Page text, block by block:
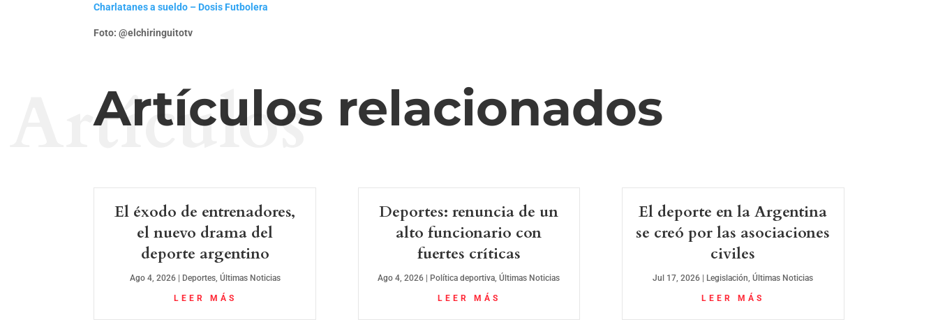
Charlatanes a sueldo – Dosis Futbolera
Foto:@elchiringuitotv
Artículos relacionados
Artículos
El éxodo de entrenadores,
el nuevo drama del
deporte argentino
Ago 4, 2026| Deportes, Últimas Noticias
LEER MÁS
Deportes: renuncia de un
alto funcionario con
fuertes críticas
Ago 4, 2026 Política deportiva,Últimas Noticias
LEER MÁS
El deporte en la Argentina
se creó por las asociaciones
civiles
Jul 17, 2026 Legislación,Últimas Noticias
LEER MÁS